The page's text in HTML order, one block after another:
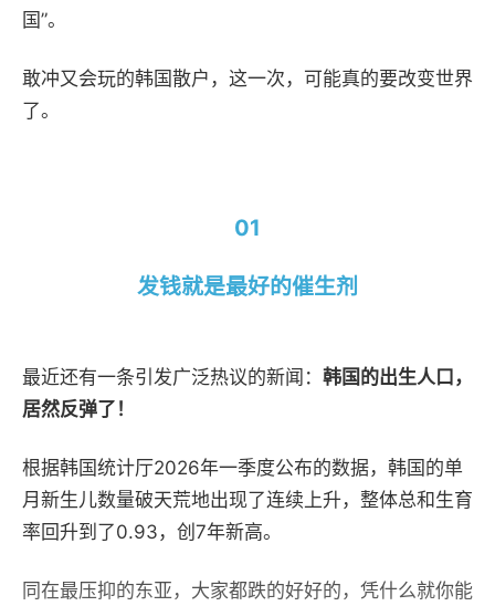
国”。
敢冲又会玩的韩国散户，这一次，可能真的要改变世界
了。
01
发钱就是最好的催生剂
最近还有一条引发广泛热议的新闻： 韩国的出生人口，
居然反弹了！
根据韩国统计厅2026年一季度公布的数据，韩国的单
月新生儿数量破天荒地出现了连续上升，整体总和生育
率回升到了0.93 ，创 7年新高。
同在最压抑的东亚，大家都跌的好好的，凭什么就你能